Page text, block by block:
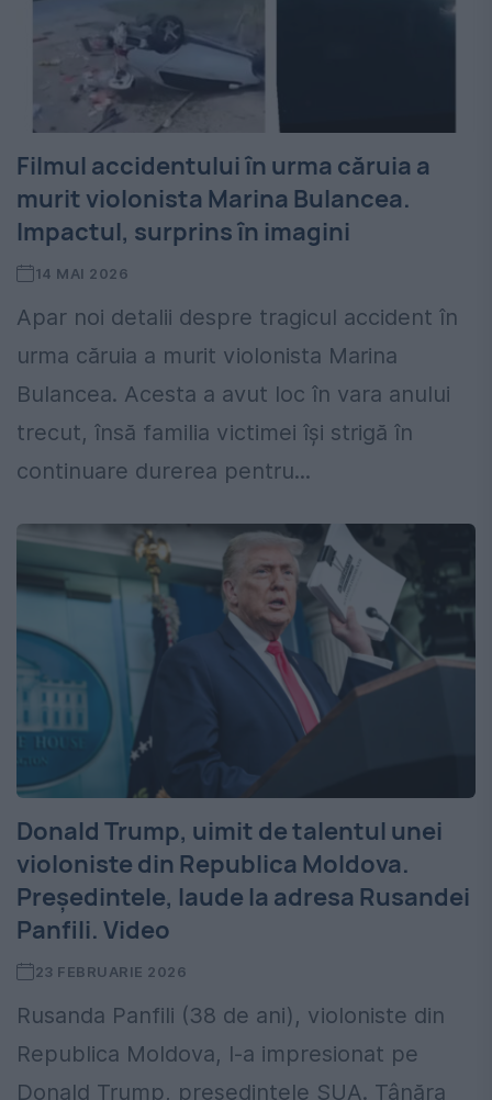
Filmul accidentului în urma căruia a
murit violonista Marina Bulancea.
Impactul, surprins în imagini
14 MAI 2026
Apar noi detalii despre tragicul accident în
urma căruia a murit violonista Marina
Bulancea. Acesta a avut loc în vara anului
trecut, însă familia victimei își strigă în
continuare durerea pentru...
Donald Trump, uimit de talentul unei
violoniste din Republica Moldova.
Președintele, laude la adresa Rusandei
Panfili. Video
23 FEBRUARIE 2026
Rusanda Panfili (38 de ani), violoniste din
Republica Moldova, l-a impresionat pe
Donald Trump, președintele SUA. Tânăra